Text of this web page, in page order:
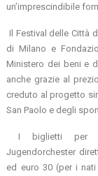
un’imprescindibile
Il Festival delle Città
di Milano e
Ministero dei beni e
anche grazie al
creduto al progetto
San Paolo e degli
I biglietti per i
Jugendorchester
ed euro 30 (per i